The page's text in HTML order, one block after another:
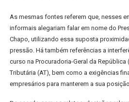
As mesmas fontes referem que, nesses
informais alegariam falar em nome do
Chapo, utilizando essa suposta
pressão. Há também referências a
curso na Procuradoria-Geral da República
Tributária (AT), bem como a exigências
empresários para manterem a sua